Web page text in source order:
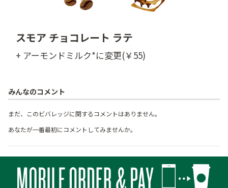
スモア チョコレート ラテ
+ アーモンドミルク*に変更(￥55)
みんなのコメント
まだ、このビバレッジに関するコメントはありません。
あなたが一番最初にコメントしてみませんか。